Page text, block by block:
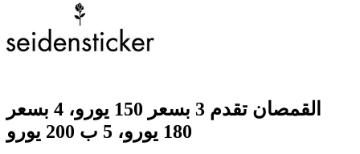
القمصان تقدم 3 بسعر 150 يورو، 4 بسعر
180 يورو، 5 ب 200 يورو